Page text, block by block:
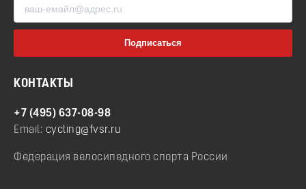
КОНТАКТЫ
+7 (495) 637-08-98
Email: cycling@fvsr.ru
Федерация велосипедного спорта России